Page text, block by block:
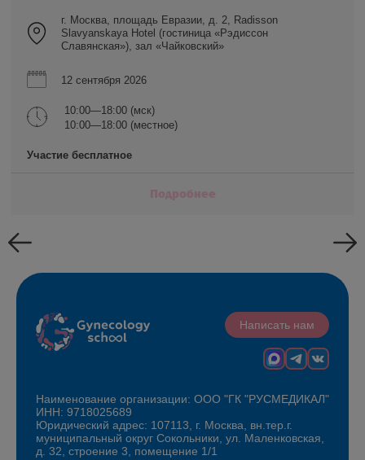
г. Москва, площадь Евразии, д. 2, Radisson
Slavyanskaya Hotel (гостиница «Рэдиссон
Славянская»), зал «Чайковский»
12 сентября 2026
10:00—18:00 (мск)
10:00—18:00 (местное)
Участие бесплатное
Подробнее
Написать нам
Наименование организации: ООО "ГК "РУСМЕДИКАЛ"
ИНН: 9718025689
Юридический адрес: 107113, г. Москва, вн.тер.г.
муниципальный округ Сокольники, ул. Маленковская,
д. 32, строение 3, помещение 1/1